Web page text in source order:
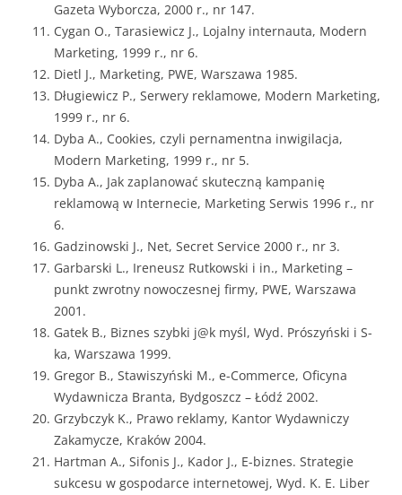
Gazeta Wyborcza, 2000 r., nr 147.
Cygan O., Tarasiewicz J., Lojalny internauta, Modern
Marketing, 1999 r., nr 6.
Dietl J., Marketing, PWE, Warszawa 1985.
Długiewicz P., Serwery reklamowe, Modern Marketing,
1999 r., nr 6.
Dyba A., Cookies, czyli pernamentna inwigilacja,
Modern Marketing, 1999 r., nr 5.
Dyba A., Jak zaplanować skuteczną kampanię
reklamową w Internecie, Marketing Serwis 1996 r., nr
6.
Gadzinowski J., Net, Secret Service 2000 r., nr 3.
Garbarski L., Ireneusz Rutkowski i in., Marketing –
punkt zwrotny nowoczesnej firmy, PWE, Warszawa
2001.
Gatek B., Biznes szybki j@k myśl, Wyd. Prószyński i S-
ka, Warszawa 1999.
Gregor B., Stawiszyński M., e-Commerce, Oficyna
Wydawnicza Branta, Bydgoszcz – Łódź 2002.
Grzybczyk K., Prawo reklamy, Kantor Wydawniczy
Zakamycze, Kraków 2004.
Hartman A., Sifonis J., Kador J., E-biznes. Strategie
sukcesu w gospodarce internetowej, Wyd. K. E. Liber